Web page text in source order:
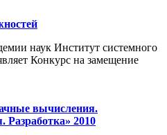
наук Институт системного
Конкурс на замещение
вычисления.
Разработка» 2010